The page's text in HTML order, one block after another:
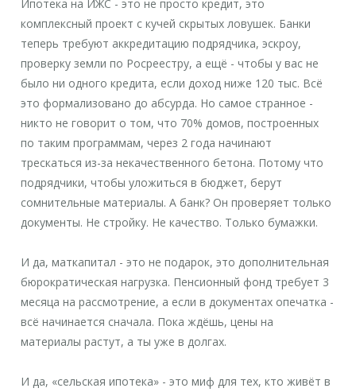
Ипотека на ИЖС - это не просто кредит, это
комплексный проект с кучей скрытых ловушек. Банки
теперь требуют аккредитацию подрядчика, эскроу,
проверку земли по Росреестру, а ещё - чтобы у вас не
было ни одного кредита, если доход ниже 120 тыс. Всё
это формализовано до абсурда. Но самое странное -
никто не говорит о том, что 70% домов, построенных
по таким программам, через 2 года начинают
трескаться из-за некачественного бетона. Потому что
подрядчики, чтобы уложиться в бюджет, берут
сомнительные материалы. А банк? Он проверяет только
документы. Не стройку. Не качество. Только бумажки.
И да, маткапитал - это не подарок, это дополнительная
бюрократическая нагрузка. Пенсионный фонд требует 3
месяца на рассмотрение, а если в документах опечатка -
всё начинается сначала. Пока ждёшь, цены на
материалы растут, а ты уже в долгах.
И да, «сельская ипотека» - это миф для тех, кто живёт в